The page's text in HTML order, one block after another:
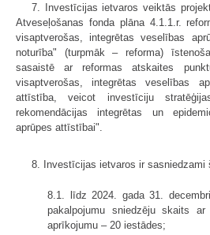
7. Investīcijas ietvaros veiktās
Atveseļošanas fonda plāna 4.1.1.r.
visaptverošas, integrētas veselības
noturība" (turpmāk – reforma)
sasaistē ar reformas atskaites
visaptverošas, integrētas veselības
attīstība, veicot investīciju
rekomendācijas integrētas un
aprūpes attīstībai".
8. Investīcijas ietvaros ir sasniedzami
8.1. līdz 2024. gada 31.
pakalpojumu sniedzēju skaits
aprīkojumu – 20 iestādes;